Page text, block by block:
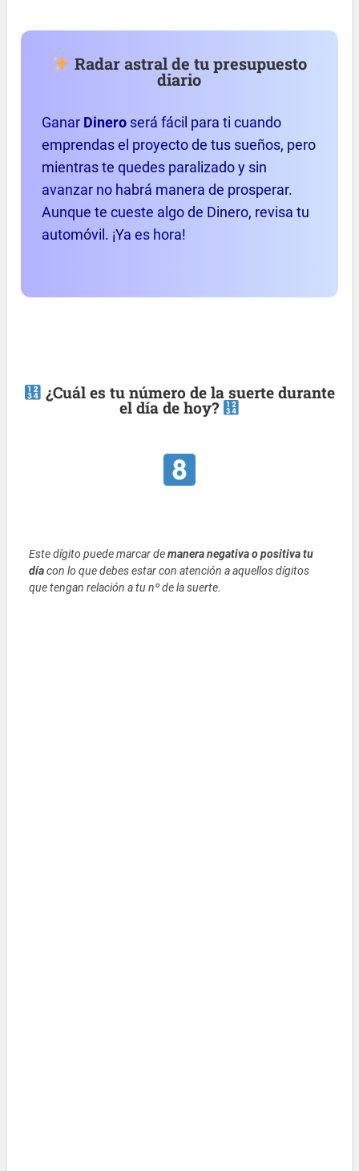
Radar astral de tu presupuesto
diario
Ganar Dinero será fácil para ti cuando
emprendas el proyecto de tus sueños, pero
mientras te quedes paralizado y sin
avanzar no habrá manera de prosperar.
Aunque te cueste algo de Dinero, revisa tu
automóvil. ¡Ya es hora!
¿Cuál es tu número de la suerte durante
el día de hoy?
Este dígito puede marcar demanera negativa o positiva tu
díacon lo que debes estar con atención a aquellos dígitos
que tengan relación a tu nº de la suerte.